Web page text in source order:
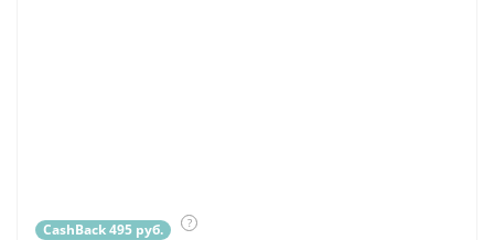
CashBack 495 руб. ?